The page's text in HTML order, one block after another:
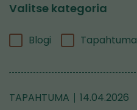
Valitse kategoria
Blogi Tapahtuma
TAPAHTUMA 14.04.2026